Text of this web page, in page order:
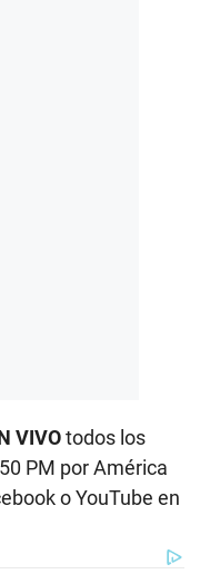
VIVOtodos los
PM por América
o YouTube en